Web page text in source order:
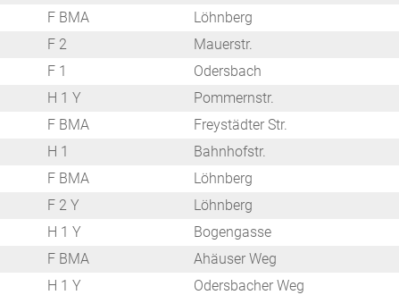
F BMA Löhnberg
F 2 Mauerstr.
F 1 Odersbach
H 1 Y Pommernstr.
F BMA Freystädter Str.
H 1 Bahnhofstr.
F BMA Löhnberg
F 2 Y Löhnberg
H 1 Y Bogengasse
F BMA Ahäuser Weg
H 1 Y Odersbacher Weg